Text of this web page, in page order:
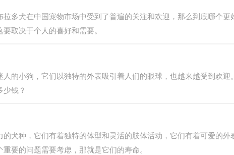
多犬在中国宠物市场中受到了普遍的关注和欢迎，那么到底哪个
取决于个人的喜好和需要。
人的小狗，它们以独特的外表吸引着人们的眼球，也越来越受到欢
钱？
的犬种，它们有着独特的体型和灵活的肢体活动，它们有着可爱的
要的问题需要考虑，那就是它们的寿命。